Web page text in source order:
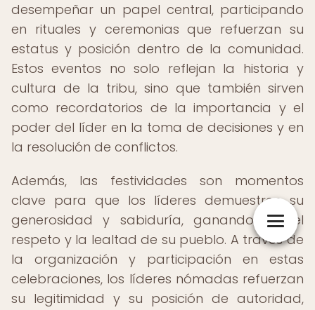
desempeñar un papel central, participando
en rituales y ceremonias que refuerzan su
estatus y posición dentro de la comunidad.
Estos eventos no solo reflejan la historia y
cultura de la tribu, sino que también sirven
como recordatorios de la importancia y el
poder del líder en la toma de decisiones y en
la resolución de conflictos.
Además, las festividades son momentos
clave para que los líderes demuestren su
generosidad y sabiduría, ganando así el
respeto y la lealtad de su pueblo. A través de
la organización y participación en estas
celebraciones, los líderes nómadas refuerzan
su legitimidad y su posición de autoridad,